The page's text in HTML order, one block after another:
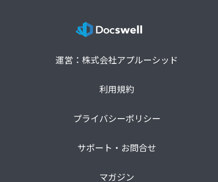
運営：株式会社アプルーシッド
利用規約
プライバシーポリシー
サポート・お問合せ
マガジン